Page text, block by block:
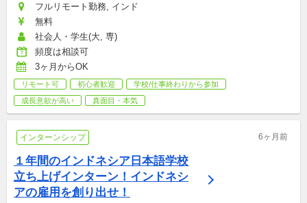
フルリモート勤務, インド
無料
社会人・学生(大, 専)
頻度は相談可
3ヶ月からOK
リモート可 初心者歓迎
学校/仕事終わりから参加
成長意欲が高い
真面目・本気
インターンシップ 6ヶ月前
１年間のインドネシア日本語学校
立ち上げインターン！インドネシ
アの雇用を創り出せ！